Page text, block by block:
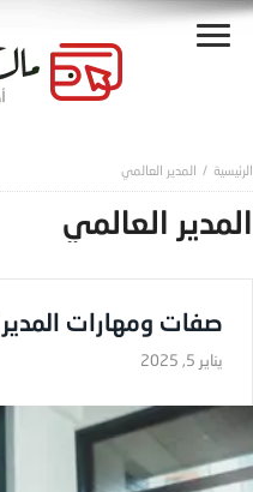
المدير العالمي
المدير العالمي
صفات ومهارات المدير
يناير 5, 2025